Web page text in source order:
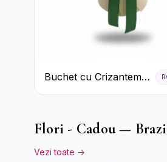
Buchet cu Crizanteme
Albe și Galbene
Flori - Cadou —
Vezi toate →